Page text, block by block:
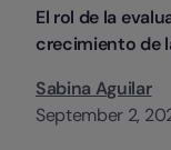
El rol de la
crecimiento de
Sabina Aguilar
September 2,